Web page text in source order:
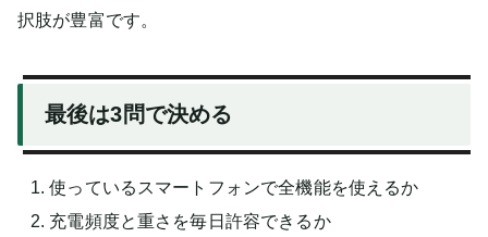
択肢が豊富です。
最後は3問で決める
使っているスマートフォンで全機能を使えるか
充電頻度と重さを毎日許容できるか